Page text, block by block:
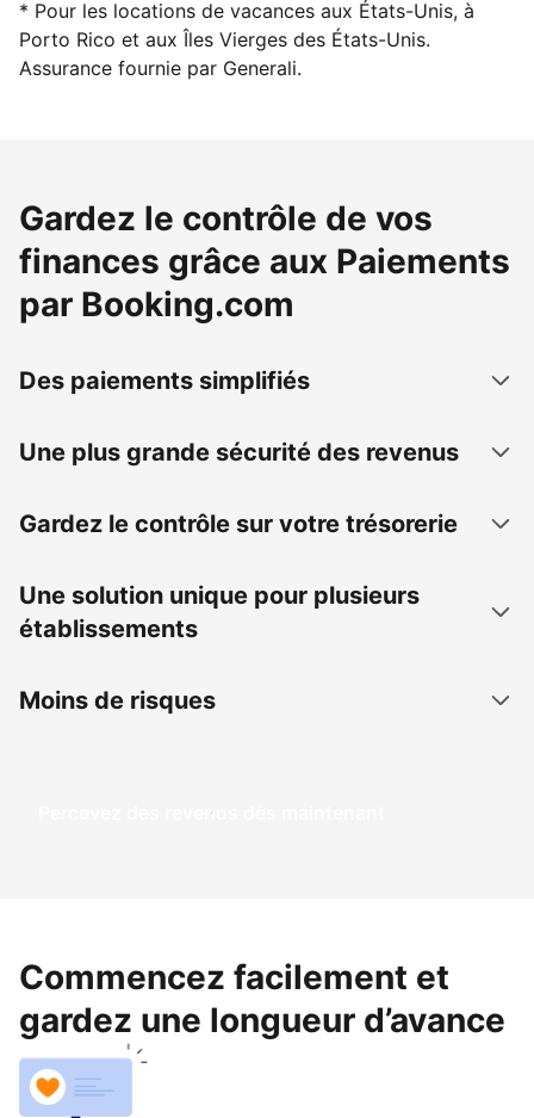
* Pour les locations de vacances aux États-Unis, à
Porto Rico et aux Îles Vierges des États-Unis.
Assurance fournie par Generali.
Gardez le contrôle de vos
finances grâce aux Paiements
par Booking.com
Des paiements simplifiés
Une plus grande sécurité des revenus
Gardez le contrôle sur votre trésorerie
Une solution unique pour plusieurs
établissements
Moins de risques
Percevez des revenus dès maintenant
Commencez facilement et
gardez une longueur d’avance